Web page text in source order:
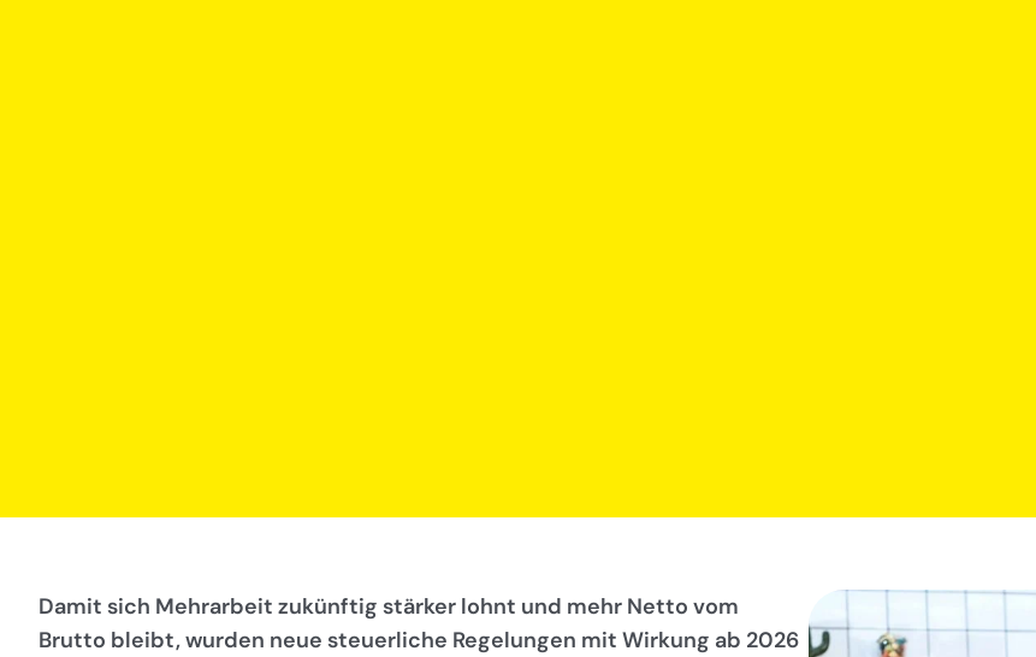
Damit sich Mehrarbeit zukünftig stärker lohnt und mehr Netto vom
Brutto bleibt, wurden neue steuerliche Regelungen mit Wirkung ab 2026